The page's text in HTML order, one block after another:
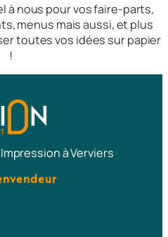
à nous pour vosfaire-parts,
,menus mais aussi, et plus
toutes vos idées sur papier
!
à Verviers